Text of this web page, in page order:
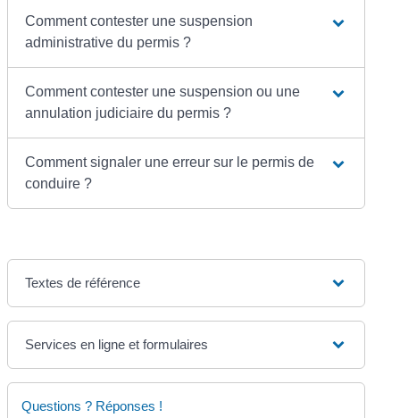
Comment contester une suspension
administrative du permis ?
Comment contester une suspension ou une
annulation judiciaire du permis ?
Comment signaler une erreur sur le permis de
conduire ?
Textes de référence
Services en ligne et formulaires
Questions ? Réponses !